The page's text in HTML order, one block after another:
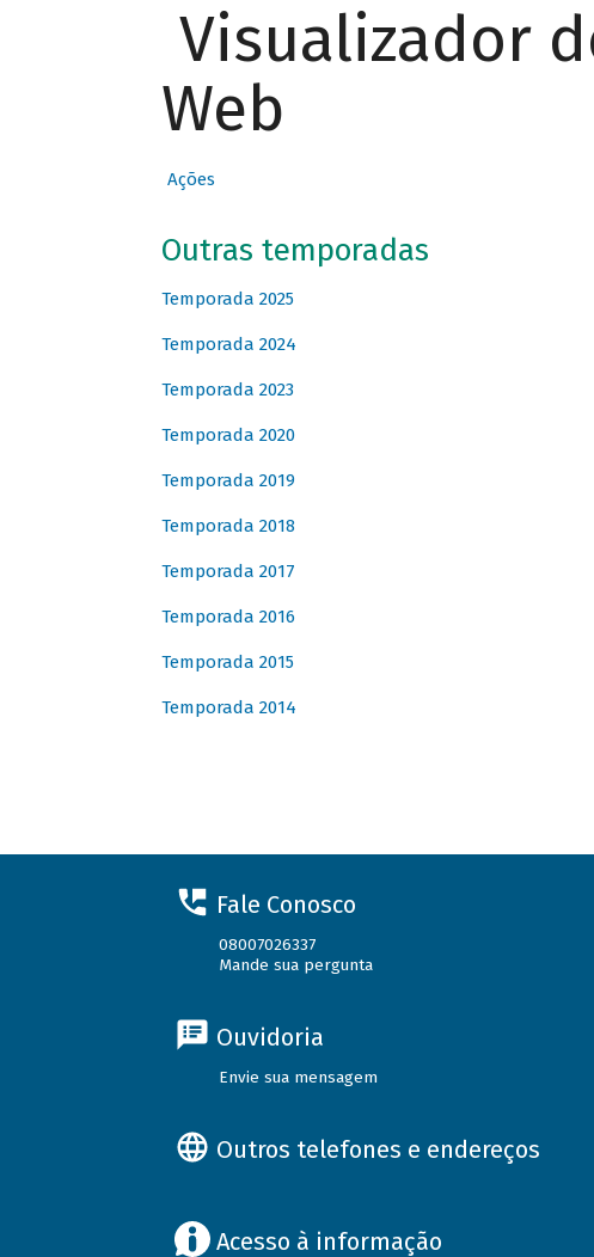
Visualizador
Web
Ações
Outras temporadas
Temporada 2025
Temporada 2024
Temporada 2023
Temporada 2020
Temporada 2019
Temporada 2018
Temporada 2017
Temporada 2016
Temporada 2015
Temporada 2014
Fale Conosco
08007026337
Mande sua pergunta
Ouvidoria
Envie sua mensagem
Outros telefones e endereços
Acesso à informação